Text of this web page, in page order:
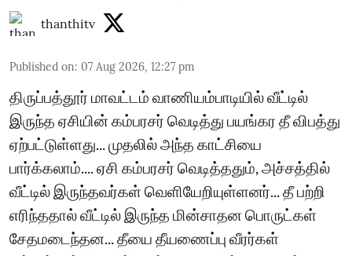
thanthitv
Published on: 07 Aug 2026, 12:27 pm
திருப்பத்தூர் மாவட்டம் வாணியம்பாடியில் வீட்டில்
இருந்த ஏசியின் கம்பரசர் வெடித்து பயங்கர தீ விபத்து
ஏற்பட்டுள்ளது... முதலில் அந்த காட்சியை
பார்க்கலாம்.... ஏசி கம்பரசர் வெடித்ததும், அச்சத்தில்
வீட்டில் இருந்தவர்கள் வெளியேறியுள்ளனர்... தீ பற்றி
எரிந்ததால் வீட்டில் இருந்த மின்சாதன பொருட்கள்
சேதமடைந்தன... தீயை தீயணைப்பு வீரர்கள்